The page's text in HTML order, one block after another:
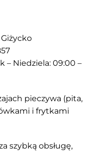
Giżycko
– Niedziela: 09:00 –
pieczywa (pita,
i frytkami
szybką obsługę,